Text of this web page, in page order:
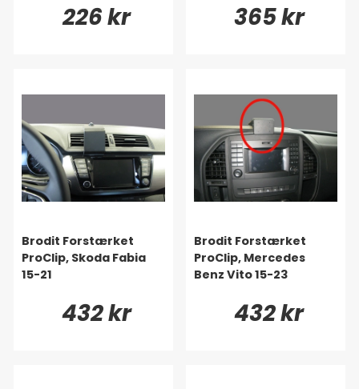
226 kr 365 kr
Brodit Forstærket
ProClip, Skoda Fabia
15-21
432 kr
Brodit Forstærket
ProClip, Mercedes
Benz Vito 15-23
432 kr